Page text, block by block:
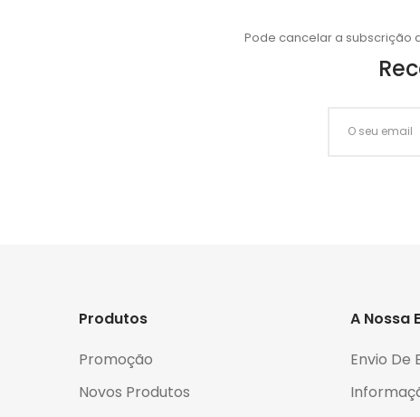
Pode cancelar a subscrição
Produtos
Promoção
Novos Produtos
A Nossa
Envio De